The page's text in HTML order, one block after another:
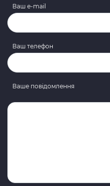
Ваш e-mail
Ваш телефон
Ваше повідомлення